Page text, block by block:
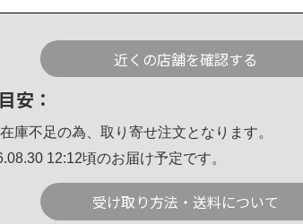
近くの店舗を確認する
安：
庫不足の為、取り寄せ注文となります。
12:12頃のお届け予定です。
受け取り方法・送料について